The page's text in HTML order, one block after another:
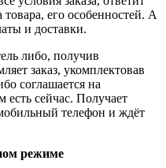
его особенностей. А
и доставки.
либо, получив
заказ, укомплектовав
соглашается на
есть сейчас. Получает
телефон и ждёт
режиме